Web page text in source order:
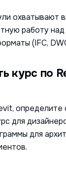
охватывают
работу
(IFC,
определите
для
для